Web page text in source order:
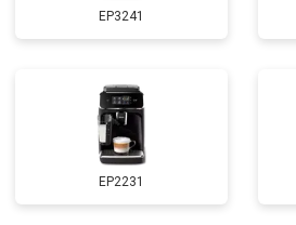
EP3241
EP2231